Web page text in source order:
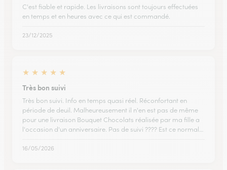
C'est fiable et rapide. Les livraisons sont toujours effectuées
en temps et en heures avec ce qui est commandé.
23/12/2025
★ ★ ★ ★ ★
Très bon suivi
Très bon suivi. Info en temps quasi réel. Réconfortant en
période de deuil. Malheureusement il n'en est pas de même
pour une livraison Bouquet Chocolats réalisée par ma fille a
l'occasion d'un anniversaire. Pas de suivi ???? Est ce normal…
16/05/2026